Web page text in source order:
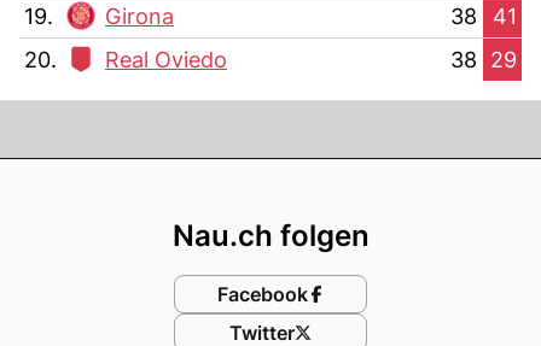
19.
Girona 38
41
20.
Real Oviedo 38 29
Nau.ch folgen
Facebook
Twitter